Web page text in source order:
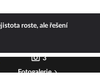
roste, ale řešení
3
Fotogalerie